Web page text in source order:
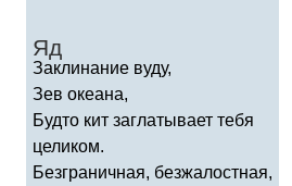
Яд
Заклинание вуду,
Зев океана,
Будто кит заглатывает тебя
целиком.
Безграничная, безжалостная,